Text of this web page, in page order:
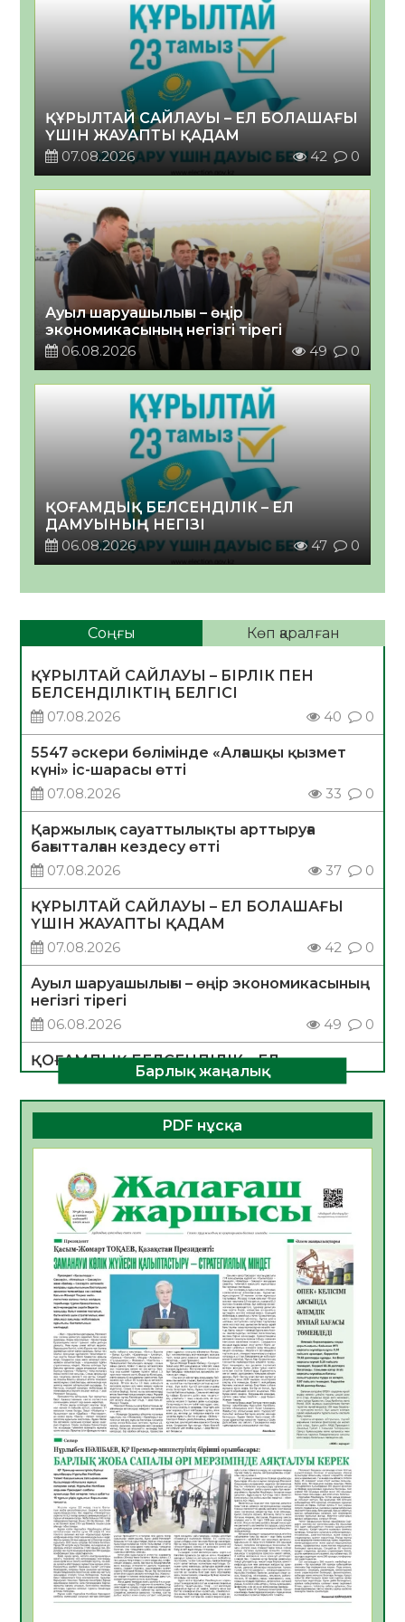
ҚҰРЫЛТАЙ САЙЛАУЫ – ЕЛ БОЛАШАҒЫ
ҮШІН ЖАУАПТЫ ҚАДАМ
07.08.2026
42 0
Ауыл шаруашылығы – өңір
экономикасының негізгі тірегі
06.08.2026
49 0
ҚОҒАМДЫҚ БЕЛСЕНДІЛІК – ЕЛ
ДАМУЫНЫҢ НЕГІЗІ
06.08.2026
47 0
Соңғы Көп қаралған
ҚҰРЫЛТАЙ САЙЛАУЫ – БІРЛІК ПЕН
БЕЛСЕНДІЛІКТІҢ БЕЛГІСІ
07.08.2026
40 0
5547 әскери бөлімінде «Алғашқы қызмет
күні» іс-шарасы өтті
07.08.2026
33 0
Қаржылық сауаттылықты арттыруға
бағытталған кездесу өтті
07.08.2026
37 0
ҚҰРЫЛТАЙ САЙЛАУЫ – ЕЛ БОЛАШАҒЫ
ҮШІН ЖАУАПТЫ ҚАДАМ
07.08.2026
42 0
Ауыл шаруашылығы – өңір экономикасының
негізгі тірегі
06.08.2026
49 0
ҚОҒАМДЫҚ БЕЛСЕНДІЛІК – ЕЛ
ДАМУЫНЫҢ НЕГІЗІ
06.08.2026
47 0
ҚҰРЫЛТАЙ САЙЛАУЫ – БОЛАШАҚҚА
БАСТАР ЖАУАПТЫ ТАҢДАУ
06.08.2026
Инфекциялық ауруларға қарсы иммундау
жұмыстарының тиімділігі
06.08.2026
Көкжөтел ауруы туралы
06.08.2026
48
АПВ вакцинасы туралы мәлімет
06.08.2026
46
Open Air: Қызылорда облысы полиция
департаменті 20 мыңнан астам
көрерменнің қауіпсіздігін қамтамасыз етті
06.08.2026
60
ҚЫЗЫЛОРДАДА «САНАЛЫ ҰРПАҚ –
ЖАРҚЫН БОЛАШАҚ» АТТЫ КЕҢЕЙТІЛГЕН
МӘЖІЛІС ӨТТІ
05.08.2026
61
Қазақстан Орталық Азиядағы көшуге ең
Барлық жаңалық
PDF нұсқа